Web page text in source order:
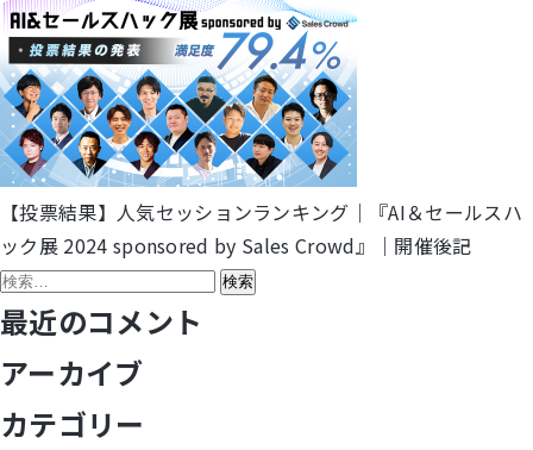
投
稿
ナ
ビ
ゲ
【投票結果】人気セッションランキング｜『AI＆セールスハ
ック展 2024 sponsored by Sales Crowd』｜開催後記
検
索:
最近のコメント
アーカイブ
カテゴリー